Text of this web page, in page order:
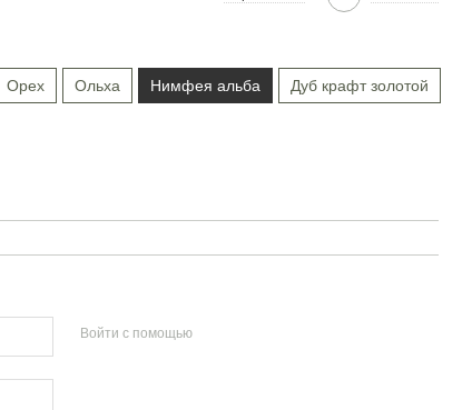
Орех Ольха Нимфея альба Дуб крафт золотой
Войти с помощью